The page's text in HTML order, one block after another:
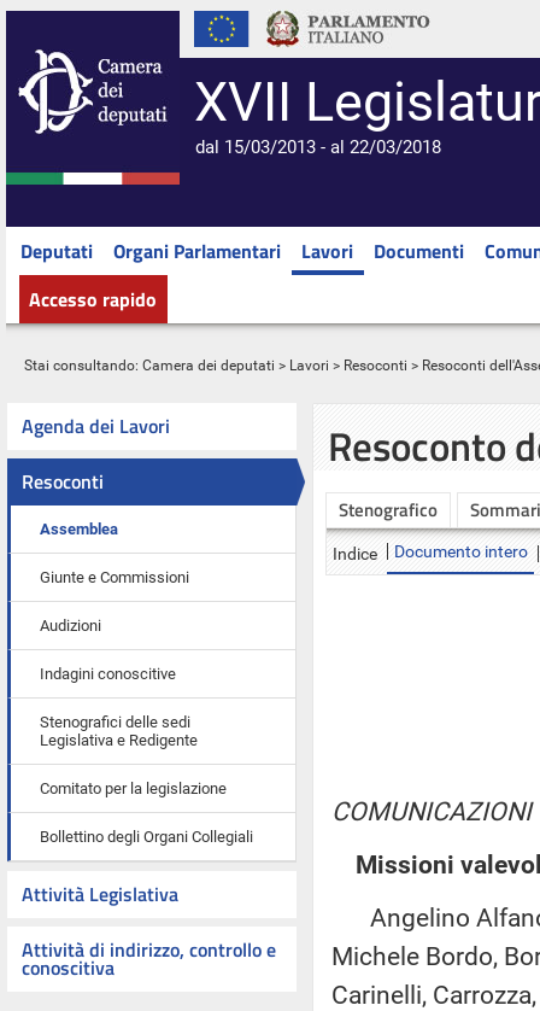
XVII
dal 15/03/2013 - al 22/03/2018
Deputati Organi Parlamentari Lavori Documenti
Accesso rapido
Stai consultando: Camera dei deputati > Lavori > Resoconti > Resoconti
Agenda dei Lavori
Resoconti
Assemblea
Giunte e Commissioni
Audizioni
Indagini conoscitive
Stenografici delle sedi
Legislativa e Redigente
Comitato per la legislazione
Bollettino degli Organi Collegiali
Attività Legislativa
Attività di indirizzo, controllo e
conoscitiva
Resoconto
Stenografico
Indice Documento intero
COMUNICAZIONI
Missioni
Angelino
Michele Bordo,
Carinelli,